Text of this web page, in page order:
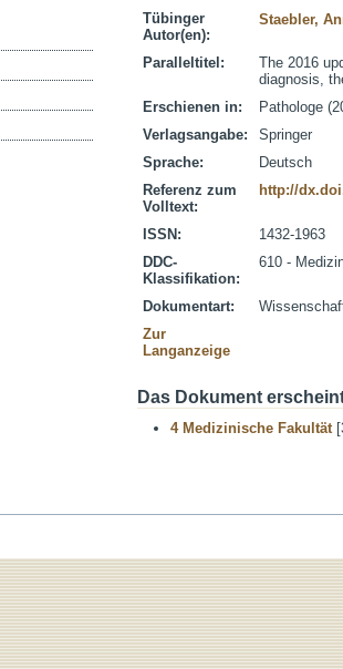
Tübinger
Autor(en):
Staebler,
Paralleltitel:
The 2016
diagnosis,
Erschienen in:
Pathologe
Verlagsangabe:
Springer
Sprache:
Deutsch
Referenz zum
Volltext:
http://
ISSN:
1432-1963
DDC-
Klassifikation:
610 -
Dokumentart:
Zur
Langanzeige
Das Dokument
4 Medizinische Fakultät